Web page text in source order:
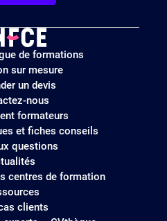
Logo
sitede formations
sur mesure
un devis
nous
formateurs
et fiches conseils
questions
centres de formation
clients